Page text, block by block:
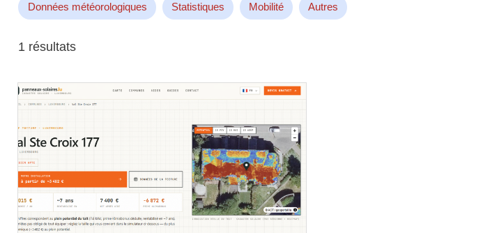
Données météorologiques Statistiques Mobilité Autres
1 résultats